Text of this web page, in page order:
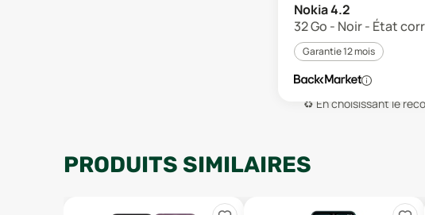
Nokia 4.2
32 Go - Noir - État
Garantie 12 mois
♻️ En choisissant le
PRODUITS SIMILAIRES